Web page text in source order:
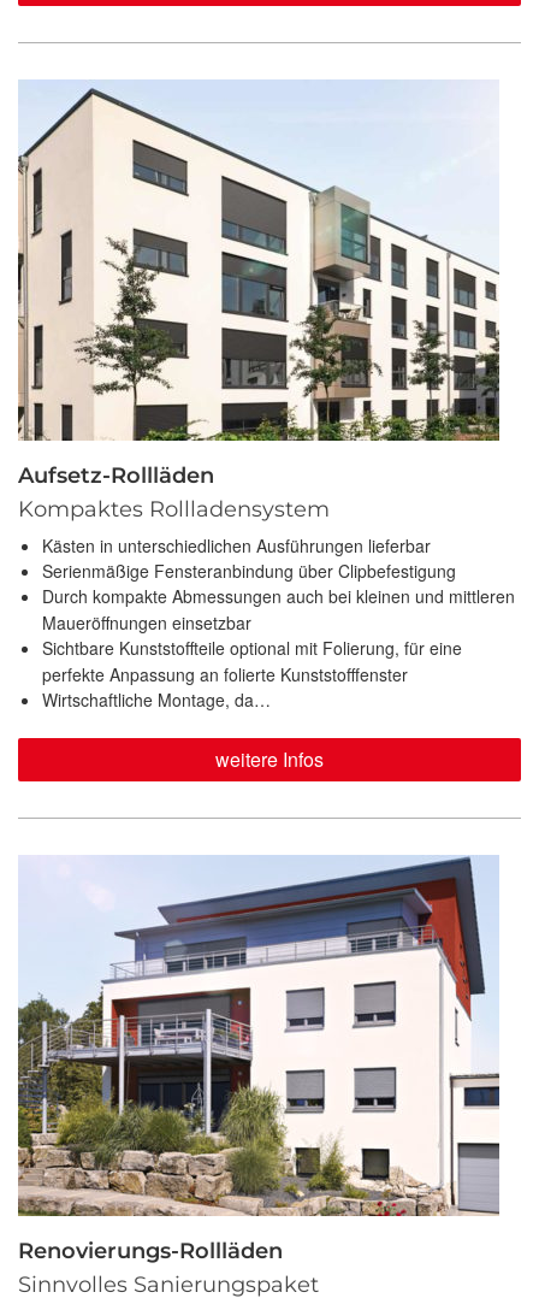
Aufsetz-Rollläden
Kompaktes Rollladensystem
Kästen in unterschiedlichen Ausführungen lieferbar
Serienmäßige Fensteranbindung über Clipbefestigung
Durch kompakte Abmessungen auch bei kleinen und mittleren
Maueröffnungen einsetzbar
Sichtbare Kunststoffteile optional mit Folierung, für eine
perfekte Anpassung an folierte Kunststofffenster
Wirtschaftliche Montage, da…
weitere Infos
Renovierungs-Rollläden
Sinnvolles Sanierungspaket